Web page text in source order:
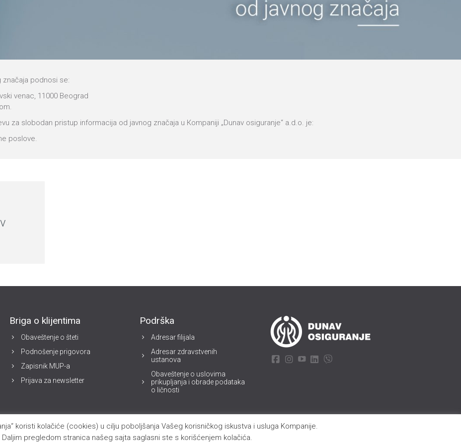
podnosi se:
venac, 11000 Beograd
za slobodan pristup informacija od javnog značaja u Кompaniji „Dunav osiguranje“ a.d.o. je:
poslove.
Briga o klijentima
Obaveštenje o šteti
Podnošenje prigovora
Zapisnik MUP-a
Prijava za newsletter
Podrška
Adresar filijala
Adresar zdravstvenih
ustanova
Obaveštenje o uslovima
prikupljanja i obrade podataka
o ličnosti
koristi kolačiće (cookies) u cilju poboljšanja Vašeg korisničkog iskustva i usluga Kompanije.
Daljim pregledom stranica našeg sajta saglasni ste s korišćenjem kolačića.